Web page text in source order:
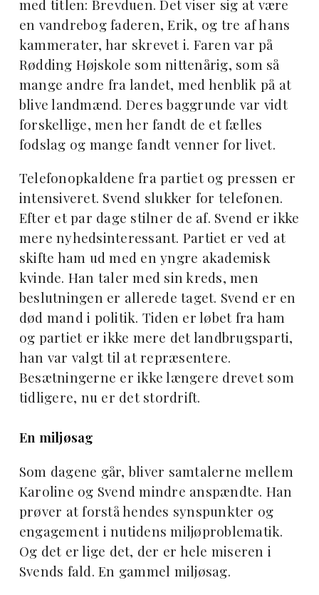
med titlen: Brevduen. Det viser sig at være
en vandrebog faderen, Erik, og tre af hans
kammerater, har skrevet i. Faren var på
Rødding Højskole som nittenårig, som så
mange andre fra landet, med henblik på at
blive landmænd. Deres baggrunde var vidt
forskellige, men her fandt de et fælles
fodslag og mange fandt venner for livet.
Telefonopkaldene fra partiet og pressen er
intensiveret. Svend slukker for telefonen.
Efter et par dage stilner de af. Svend er ikke
mere nyhedsinteressant. Partiet er ved at
skifte ham ud med en yngre akademisk
kvinde. Han taler med sin kreds, men
beslutningen er allerede taget. Svend er en
død mand i politik. Tiden er løbet fra ham
og partiet er ikke mere det landbrugsparti,
han var valgt til at repræsentere.
Besætningerne er ikke længere drevet som
tidligere, nu er det stordrift.
En miljøsag
Som dagene går, bliver samtalerne mellem
Karoline og Svend mindre anspændte. Han
prøver at forstå hendes synspunkter og
engagement i nutidens miljøproblematik.
Og det er lige det, der er hele miseren i
Svends fald. En gammel miljøsag.